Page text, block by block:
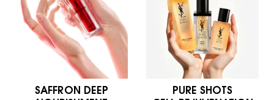
SAFFRON DEEP
PURE SHOTS